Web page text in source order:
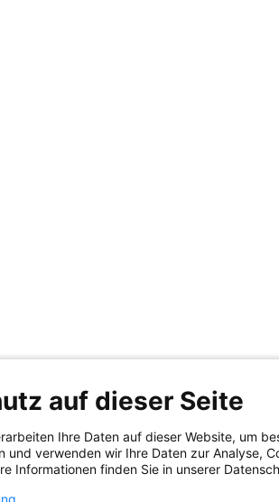
auf dieser Seite
Ihre Daten auf dieser Website, um
und verwenden wir Ihre Daten zur Analyse,
Informationen finden Sie in unserer